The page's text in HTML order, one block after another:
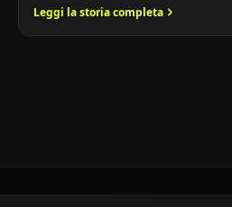
storia del segmento grazie alla sua
Leggi la storia completa